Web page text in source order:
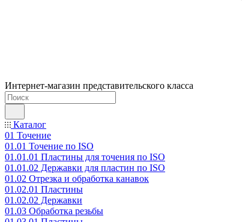
Интернет-магазин представительского класса
Каталог
01 Точение
01.01 Точение по ISO
01.01.01 Пластины для точения по ISO
01.01.02 Державки для пластин по ISO
01.02 Отрезка и обработка канавок
01.02.01 Пластины
01.02.02 Державки
01.03 Обработка резьбы